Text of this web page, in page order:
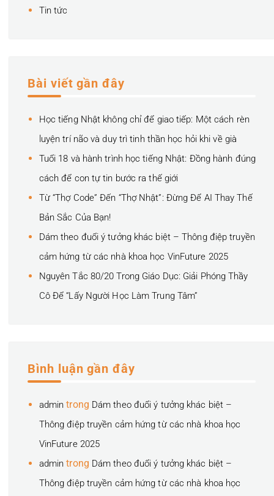
Tin tức
Bài viết gần đây
Học tiếng Nhật không chỉ để giao tiếp: Một cách rèn
luyện trí não và duy trì tinh thần học hỏi khi về già
Tuổi 18 và hành trình học tiếng Nhật: Đồng hành đúng
cách để con tự tin bước ra thế giới
Từ “Thợ Code” Đến “Thợ Nhật”: Đừng Để AI Thay Thế
Bản Sắc Của Bạn!
Dám theo đuổi ý tưởng khác biệt – Thông điệp truyền
cảm hứng từ các nhà khoa học VinFuture 2025
Nguyên Tắc 80/20 Trong Giáo Dục: Giải Phóng Thầy
Cô Để “Lấy Người Học Làm Trung Tâm”
Bình luận gần đây
admin trong Dám theo đuổi ý tưởng khác biệt –
Thông điệp truyền cảm hứng từ các nhà khoa học
VinFuture 2025
admin trong Dám theo đuổi ý tưởng khác biệt –
Thông điệp truyền cảm hứng từ các nhà khoa học